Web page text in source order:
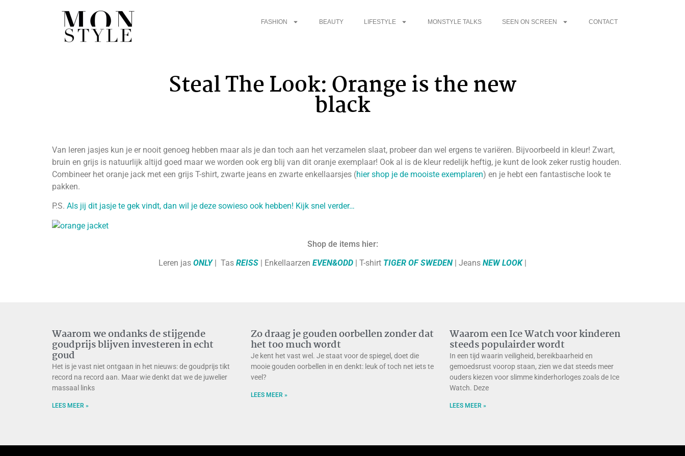
FASHION BEAUTY LIFESTYLE MONSTYLE TALKS SEEN ON SCREEN CONTACT
Steal The Look: Orange is the new
black
Van leren jasjes kun je er nooit genoeg hebben maar als je dan toch aan het verzamelen slaat, probeer dan wel ergens te variëren. Bijvoorbeeld in kleur! Zwart,
bruin en grijs is natuurlijk altijd goed maar we worden ook erg blij van dit oranje exemplaar! Ook al is de kleur redelijk heftig, je kunt de look zeker rustig houden.
Combineer het oranje jack met een grijs T-shirt, zwarte jeans en zwarte enkellaarsjes (hier shop je de mooiste exemplaren) en je hebt een fantastische look te
pakken.
P.S. Als jij dit jasje te gek vindt, dan wil je deze sowieso ook hebben! Kijk snel verder…
Shop de items hier:
Leren jas ONLY | Tas REISS | Enkellaarzen EVEN&ODD | T-shirt TIGER OF SWEDEN | Jeans NEW LOOK|
Waarom we ondanks de stijgende
goudprijs blijven investeren in echt
goud
Het is je vast niet ontgaan in het nieuws: de goudprijs tikt
record na record aan. Maar wie denkt dat we de juwelier
massaal links
LEES MEER »
Zo draag je gouden oorbellen zonder dat
het too much wordt
Je kent het vast wel. Je staat voor de spiegel, doet die
mooie gouden oorbellen in en denkt: leuk of toch net iets te
veel?
LEES MEER »
Waarom een Ice Watch voor kinderen
steeds populairder wordt
In een tijd waarin veiligheid, bereikbaarheid en
gemoedsrust voorop staan, zien we dat steeds meer
ouders kiezen voor slimme kinderhorloges zoals de Ice
Watch. Deze
LEES MEER »